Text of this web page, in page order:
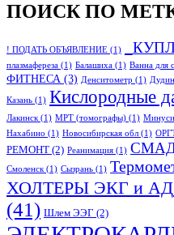
ПОИСК ПО
! ПОДАТЬ ОБЪЯВЛЕНИЕ (1)
плазмафереза (1) Балашиха (1) Ванна для
ФИТНЕСА (3) Денситометр (1)
Казань (1) Кислородные
Лакинск (1) МРТ (томографы) (1)
Нахабино (1) Новосибирская обл (1)
РЕМОНТ (2) Реанимация (1)
Смоленск (1) Сызрань (1)
ХОЛТЕРЫ ЭКГ и АД
(41) Шлем ЭЭГ (2)